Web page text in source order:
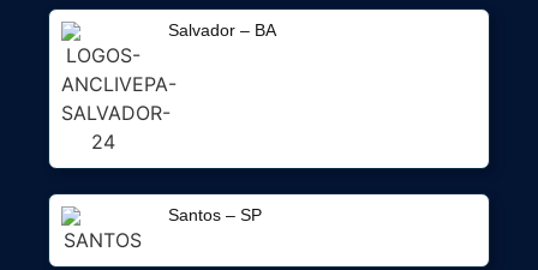
Salvador – BA
Santos – SP